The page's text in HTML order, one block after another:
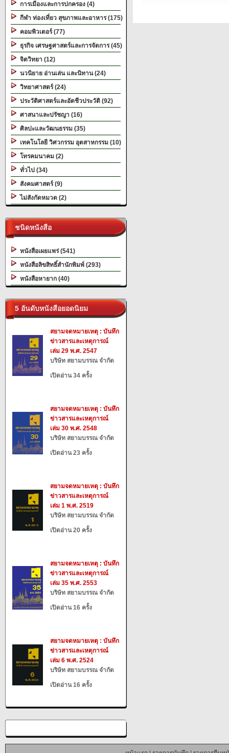
การเมืองและการปกครอง (4)
กีฬา ท่องเที่ยว สุขภาพและอาหาร (175)
คอมพิวเตอร์ (77)
ธุรกิจ เศรษฐศาสตร์และการจัดการ (45)
จิตวิทยา (12)
นวนิยาย อ่านเล่น และนิทาน (24)
วิทยาศาสตร์ (24)
ประวัติศาสตร์และอัตชีวประวัติ (92)
ศาสนาและปรัชญา (16)
ศิลปะและวัฒนธรรม (35)
เทคโนโลยี วิศวกรรม อุตสาหกรรม (10)
โทรคมนาคม (2)
ทั่วไป (34)
สังคมศาสตร์ (9)
ไม่สังกัดหมวด (2)
ชนิดหนังสือ
หนังสือเผยแพร่ (541)
หนังสือลิขสิทธิ์สำนักพิมพ์ (293)
หนังสือหายาก (40)
5 อันดับหนังสือยอดนิยม
สยามจดหมายเหตุ : บันทึก
ข่าวสารและเหตุการณ์
เล่ม 29 พ.ศ. 2547
บริษัท สยามบรรณ จำกัด
เปิดอ่าน 34 ครั้ง
สยามจดหมายเหตุ : บันทึก
ข่าวสารและเหตุการณ์
เล่ม 30 พ.ศ. 2548
บริษัท สยามบรรณ จำกัด
เปิดอ่าน 23 ครั้ง
สยามจดหมายเหตุ : บันทึก
ข่าวสารและเหตุการณ์
เล่ม 1 พ.ศ. 2519
บริษัท สยามบรรณ จำกัด
เปิดอ่าน 20 ครั้ง
สยามจดหมายเหตุ : บันทึก
ข่าวสารและเหตุการณ์
เล่ม 35 พ.ศ. 2553
บริษัท สยามบรรณ จำกัด
เปิดอ่าน 16 ครั้ง
สยามจดหมายเหตุ : บันทึก
ข่าวสารและเหตุการณ์
เล่ม 6 พ.ศ. 2524
บริษัท สยามบรรณ จำกัด
เปิดอ่าน 16 ครั้ง